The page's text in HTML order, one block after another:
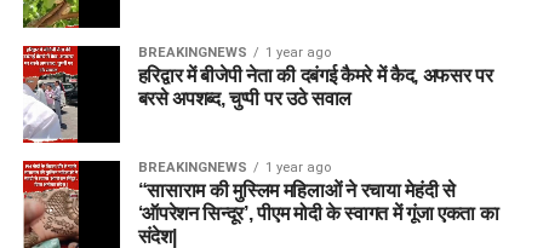
BREAKINGNEWS 1 year ago
हरिद्वार में बीजेपी नेता की दबंगई कैमरे में कैद, अफसर पर
बरसे अपशब्द, चुप्पी पर उठे सवाल
BREAKINGNEWS 1 year ago
“सासाराम की मुस्लिम महिलाओं ने रचाया मेहंदी से
‘ऑपरेशन सिन्दूर’, पीएम मोदी के स्वागत में गूंजा एकता का
संदेश|